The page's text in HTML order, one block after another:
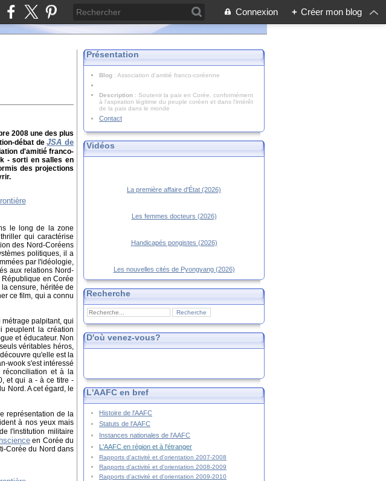
Connexion + Créer mon blog
2008 une des plus
débat deJSA de
d'amitié franco-
- sorti en salles en
des projections
le long de la zone
qui caractérise
des Nord-Coréens
politiques, il a
par l'idéologie,
aux relations Nord-
en Corée
censure, héritée de
ce film, qui a connu
palpitant, qui
peuplent la création
et éducateur. Non
véritables héros,
qu'elle est la
wook s'est intéressé
et à la
et qui a - à ce titre -
Nord. A cet égard, le
représentation de la
à nos yeux mais
l'institution militaire
en Corée du
Corée du Nord dans
Présentation
Blog : Association d'amitié franco-coréenne
Description : Soutenir la paix en Corée, conformément
à l'aspiration légitime du peuple coréen et dans l’intérêt
de la paix dans le monde
Contact
Vidéos
La première affaire d'État (2026)
Les femmes docteurs (2026)
Handicapés pongistes (2026)
Les nouvelles cités de Pyongyang (2026)
Recherche
D'où venez-vous?
L'AAFC en bref
Histoire de l'AAFC
Statuts de l'AAFC
Instances nationales de l'AAFC
L'AAFC en région et à l'étranger
Rapports d'activité et d'orientation 2007-2008
Rapports d'activité et d'orientation 2008-2009
Rapports d'activité et d'orientation 2009-2010